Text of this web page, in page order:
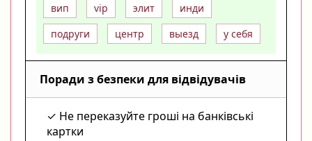
вип
vip элит
инди
подруги
центр выезд у себя
Поради з безпеки для відвідувачів
Не переказуйте гроші на банківські
картки